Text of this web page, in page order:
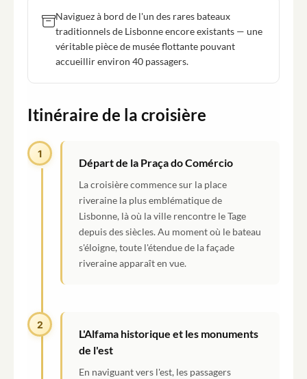
Naviguez à bord de l'un des rares bateaux
traditionnels de Lisbonne encore existants — une
véritable pièce de musée flottante pouvant
accueillir environ 40 passagers.
Itinéraire de la croisière
1
Départ de la Praça do Comércio
La croisière commence sur la place
riveraine la plus emblématique de
Lisbonne, là où la ville rencontre le Tage
depuis des siècles. Au moment où le bateau
s'éloigne, toute l'étendue de la façade
riveraine apparaît en vue.
2
L'Alfama historique et les monuments
de l'est
En naviguant vers l'est, les passagers